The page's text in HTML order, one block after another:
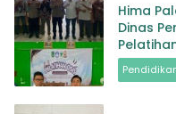
Hima
Dinas
Padang